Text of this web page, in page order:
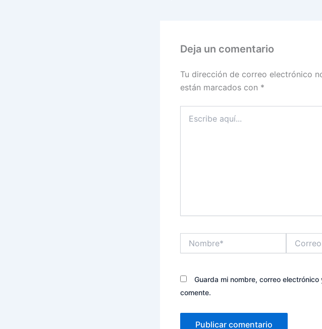
Deja un comentario
Tu dirección de correo electrónico
están marcados con *
aquí...
Guarda mi nombre, correo
comente.